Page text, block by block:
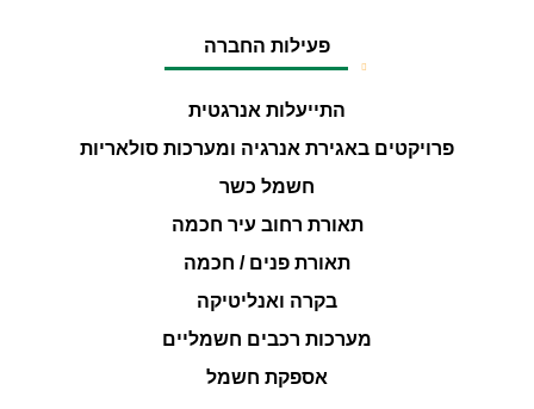
פעילות החברה
התייעלות אנרגטית
פרויקטים באגירת אנרגיה ומערכות סולאריות
חשמל כשר
תאורת רחוב עיר חכמה
תאורת פנים / חכמה
בקרה ואנליטיקה
מערכות רכבים חשמליים
אספקת חשמל